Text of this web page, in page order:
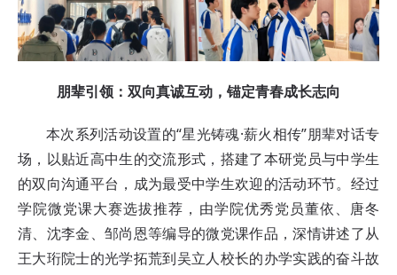
朋辈引领：双向真诚互动，锚定青春成长志向
本次系列活动设置的“星光铸魂·薪火相传”朋辈对话专
场，以贴近高中生的交流形式，搭建了本研党员与中学生
的双向沟通平台，成为最受中学生欢迎的活动环节。经过
学院微党课大赛选拔推荐，由学院优秀党员董依、唐冬
清、沈李金、邹尚恩等编导的微党课作品，深情讲述了从
王大珩院士的光学拓荒到吴立人校长的办学实践的奋斗故